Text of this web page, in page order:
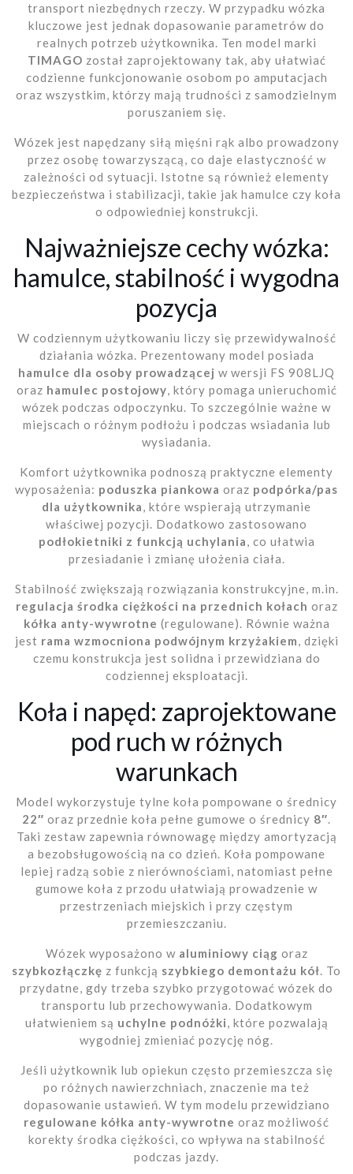
transport niezbędnych rzeczy. W przypadku wózka
kluczowe jest jednak dopasowanie parametrów do
realnych potrzeb użytkownika. Ten model marki
TIMAGO został zaprojektowany tak, aby ułatwiać
codzienne funkcjonowanie osobom po amputacjach
oraz wszystkim, którzy mają trudności z samodzielnym
poruszaniem się.
Wózek jest napędzany siłą mięśni rąk albo prowadzony
przez osobę towarzyszącą, co daje elastyczność w
zależności od sytuacji. Istotne są również elementy
bezpieczeństwa i stabilizacji, takie jak hamulce czy koła
o odpowiedniej konstrukcji.
Najważniejsze cechy wózka:
hamulce, stabilność i wygodna
pozycja
W codziennym użytkowaniu liczy się przewidywalność
działania wózka. Prezentowany model posiada
hamulce dla osoby prowadzącej w wersji FS 908LJQ
oraz hamulec postojowy, który pomaga unieruchomić
wózek podczas odpoczynku. To szczególnie ważne w
miejscach o różnym podłożu i podczas wsiadania lub
wysiadania.
Komfort użytkownika podnoszą praktyczne elementy
wyposażenia: poduszka piankowa oraz podpórka/pas
dla użytkownika, które wspierają utrzymanie
właściwej pozycji. Dodatkowo zastosowano
podłokietniki z funkcją uchylania, co ułatwia
przesiadanie i zmianę ułożenia ciała.
Stabilność zwiększają rozwiązania konstrukcyjne, m.in.
regulacja środka ciężkości na przednich kołach oraz
kółka anty-wywrotne (regulowane). Równie ważna
jest rama wzmocniona podwójnym krzyżakiem, dzięki
czemu konstrukcja jest solidna i przewidziana do
codziennej eksploatacji.
Koła i napęd: zaprojektowane
pod ruch w różnych
warunkach
Model wykorzystuje tylne koła pompowane o średnicy
22″ oraz przednie koła pełne gumowe o średnicy 8″.
Taki zestaw zapewnia równowagę między amortyzacją
a bezobsługowością na co dzień. Koła pompowane
lepiej radzą sobie z nierównościami, natomiast pełne
gumowe koła z przodu ułatwiają prowadzenie w
przestrzeniach miejskich i przy częstym
przemieszczaniu.
Wózek wyposażono w aluminiowy ciąg oraz
szybkozłączkę z funkcją szybkiego demontażu kół. To
przydatne, gdy trzeba szybko przygotować wózek do
transportu lub przechowywania. Dodatkowym
ułatwieniem są uchylne podnóżki, które pozwalają
wygodniej zmieniać pozycję nóg.
Jeśli użytkownik lub opiekun często przemieszcza się
po różnych nawierzchniach, znaczenie ma też
dopasowanie ustawień. W tym modelu przewidziano
regulowane kółka anty-wywrotne oraz możliwość
korekty środka ciężkości, co wpływa na stabilność
podczas jazdy.